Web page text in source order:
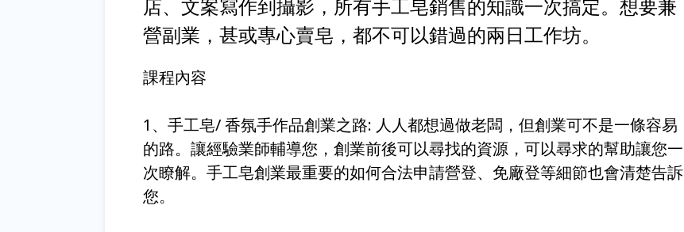
店、文案寫作到攝影，所有手工皂銷售的知識一次搞定。想要兼
營副業，甚或專心賣皂，都不可以錯過的兩日工作坊。
課程內容
1、手工皂/ 香氛手作品創業之路: 人人都想過做老闆，但創業可不是一條容易
的路。讓經驗業師輔導您，創業前後可以尋找的資源，可以尋求的幫助讓您一
次瞭解。手工皂創業最重要的如何合法申請營登、免廠登等細節也會清楚告訴
您。